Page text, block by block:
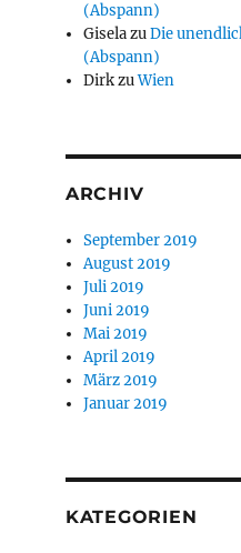
(Abspann)
GiselazuDie
(Abspann)
DirkzuWien
ARCHIV
September 2019
August 2019
Juli 2019
Juni 2019
Mai 2019
April 2019
März 2019
Januar 2019
KATEGORIEN